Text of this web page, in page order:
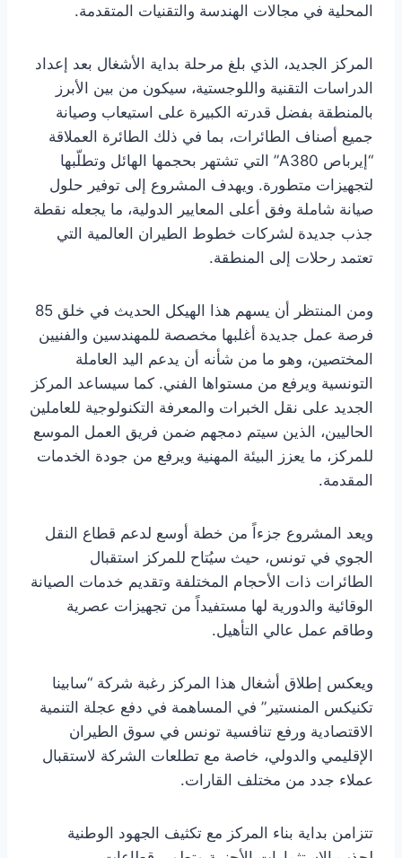
المحلية في مجالات الهندسة والتقنيات المتقدمة.
المركز الجديد، الذي بلغ مرحلة بداية الأشغال بعد إعداد
الدراسات التقنية واللوجستية، سيكون من بين الأبرز
بالمنطقة بفضل قدرته الكبيرة على استيعاب وصيانة
جميع أصناف الطائرات، بما في ذلك الطائرة العملاقة
“إيرباص A380” التي تشتهر بحجمها الهائل وتطلّبها
لتجهيزات متطورة. ويهدف المشروع إلى توفير حلول
صيانة شاملة وفق أعلى المعايير الدولية، ما يجعله نقطة
جذب جديدة لشركات خطوط الطيران العالمية التي
تعتمد رحلات إلى المنطقة.
ومن المنتظر أن يسهم هذا الهيكل الحديث في خلق 85
فرصة عمل جديدة أغلبها مخصصة للمهندسين والفنيين
المختصين، وهو ما من شأنه أن يدعم اليد العاملة
التونسية ويرفع من مستواها الفني. كما سيساعد المركز
الجديد على نقل الخبرات والمعرفة التكنولوجية للعاملين
الحاليين، الذين سيتم دمجهم ضمن فريق العمل الموسع
للمركز، ما يعزز البيئة المهنية ويرفع من جودة الخدمات
المقدمة.
ويعد المشروع جزءاً من خطة أوسع لدعم قطاع النقل
الجوي في تونس، حيث سيُتاح للمركز استقبال
الطائرات ذات الأحجام المختلفة وتقديم خدمات الصيانة
الوقائية والدورية لها مستفيداً من تجهيزات عصرية
وطاقم عمل عالي التأهيل.
ويعكس إطلاق أشغال هذا المركز رغبة شركة “سابينا
تكنيكس المنستير” في المساهمة في دفع عجلة التنمية
الاقتصادية ورفع تنافسية تونس في سوق الطيران
الإقليمي والدولي، خاصة مع تطلعات الشركة لاستقبال
عملاء جدد من مختلف القارات.
تتزامن بداية بناء المركز مع تكثيف الجهود الوطنية